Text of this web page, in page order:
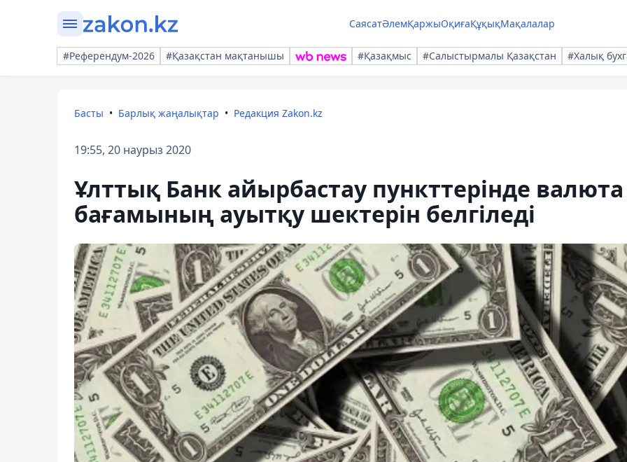
СаясатӘлемҚаржыОқиғаҚұқықМақалалар
#Референдум-2026 #Қазақстан мақтанышы #Қазақмыс #Салыстырмалы Қазақстан #Халық
Басты Барлық жаңалықтар Редакция Zakon.kz
19:55, 20 наурыз 2020
Ұлттық Банк айырбастау пункттерінде валюта
бағамының ауытқу шектерін белгіледі